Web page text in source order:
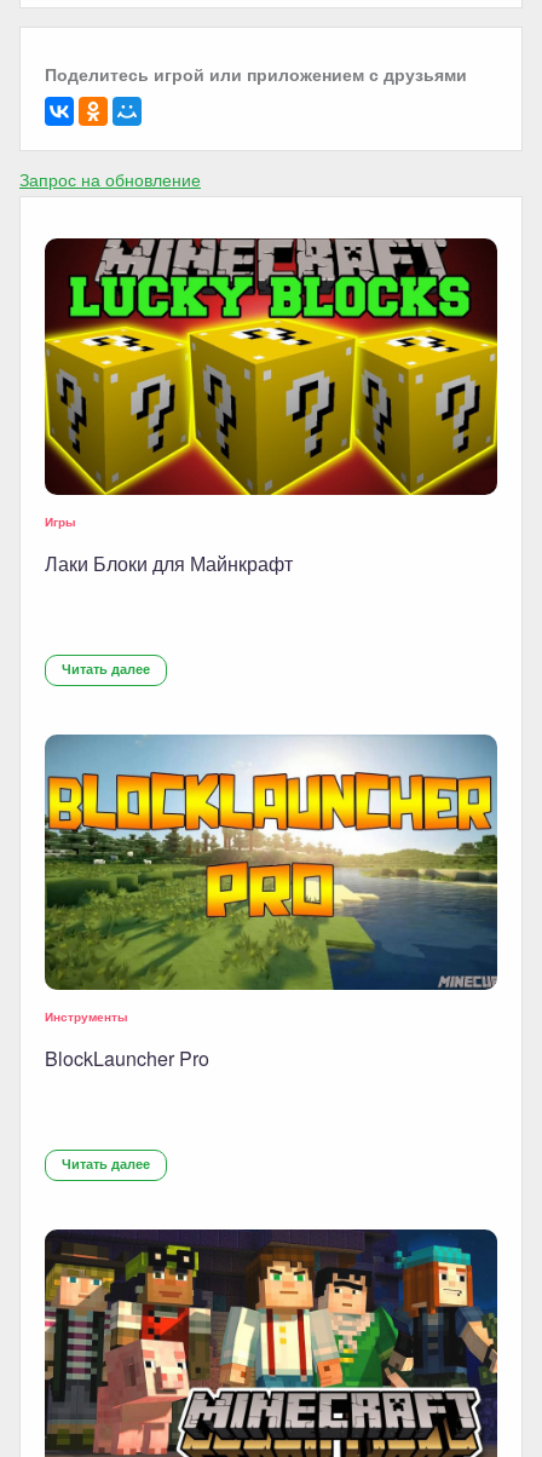
Поделитесь игрой или приложением с друзьями
Запрос на обновление
Игры
Лаки Блоки для Майнкрафт
Читать далее
Инструменты
BlockLauncher Pro
Читать далее